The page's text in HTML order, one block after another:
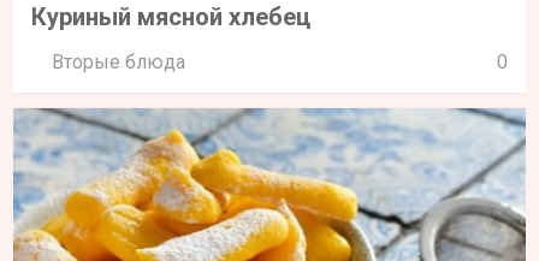
Куриный мясной хлебец
Вторые блюда 0